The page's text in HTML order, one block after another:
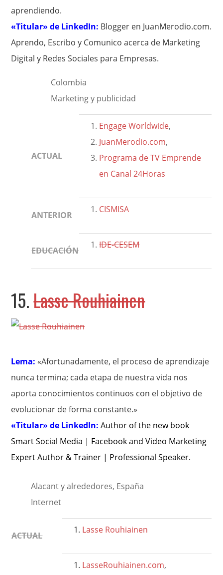
aprendiendo.
«Titular» de LinkedIn: Blogger en JuanMerodio.com.
Aprendo, Escribo y Comunico acerca de Marketing
Digital y Redes Sociales para Empresas.
Colombia
Marketing y publicidad
ACTUAL
Engage Worldwide,
JuanMerodio.com,
Programa de TV Emprende
en Canal 24Horas
ANTERIOR
CISMISA
EDUCACIÓN
IDE-CESEM
15.Lasse Rouhiainen
Lema: «Afortunadamente, el proceso de aprendizaje
nunca termina; cada etapa de nuestra vida nos
aporta conocimientos continuos con el objetivo de
evolucionar de forma constante.»
«Titular» de LinkedIn:Author of the new book
Smart Social Media | Facebook and Video Marketing
Expert Author & Trainer | Professional Speaker.
Alacant y alrededores, España
Internet
ACTUAL
Lasse Rouhiainen
LasseRouhiainen.com,